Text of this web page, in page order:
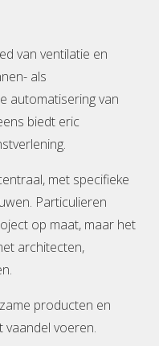
van ventilatie en
als
automatisering van
biedt eric
met specifieke
Particulieren
op maat, maar het
architecten,
producten en
vaandel voeren.